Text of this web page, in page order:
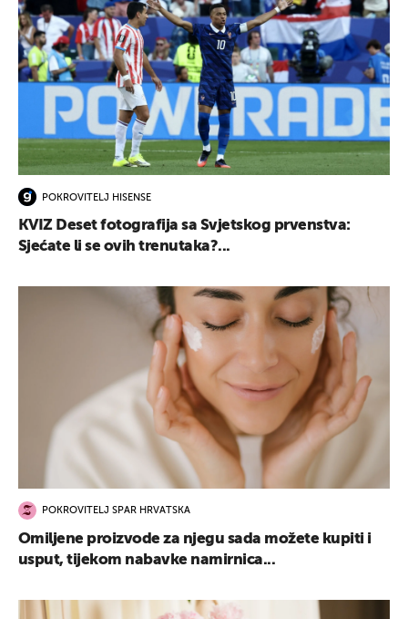
POKROVITELJ HISENSE
KVIZ Deset fotografija sa Svjetskog prvenstva:
Sjećate li se ovih trenutaka?...
POKROVITELJ SPAR HRVATSKA
Omiljene proizvode za njegu sada možete kupiti i
usput, tijekom nabavke namirnica...